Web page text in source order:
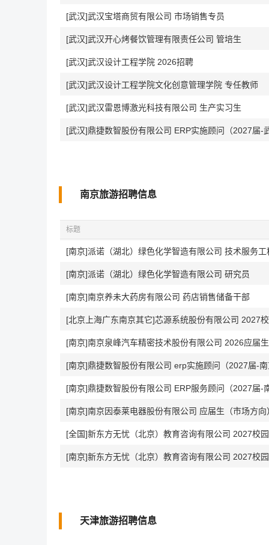
[武汉]武汉宝塔商贸有限公司 市场销售专员
[武汉]武汉开心烤餐饮管理有限责任公司 管培生
[武汉]武汉设计工程学院 2026招聘
[武汉]武汉设计工程学院文化创意管理学院 专任教师
[武汉]武汉雷恩博激光科技有限公司 生产实习生
[武汉]鼎捷数智股份有限公司 ERP实施顾问（2027届-
南京旅游招聘信息
标题
[南京]派诺（湖北）绿色化学智造有限公司 技术服务工
[南京]派诺（湖北）绿色化学智造有限公司 研究员
[南京]南京养未大药房有限公司 药店销售储备干部
[北京上海广东南京其它]芯源系统股份有限公司 2027
[南京]南京泉峰汽车精密技术股份有限公司 2026应届
[南京]鼎捷数智股份有限公司 erp实施顾问（2027届-
[南京]鼎捷数智股份有限公司 ERP服务顾问（2027届-
[南京]南京因泰莱电器股份有限公司 应届生（市场方向
[全国]新东方无忧（北京）教育咨询有限公司 2027校
[南京]新东方无忧（北京）教育咨询有限公司 2027校
天津旅游招聘信息